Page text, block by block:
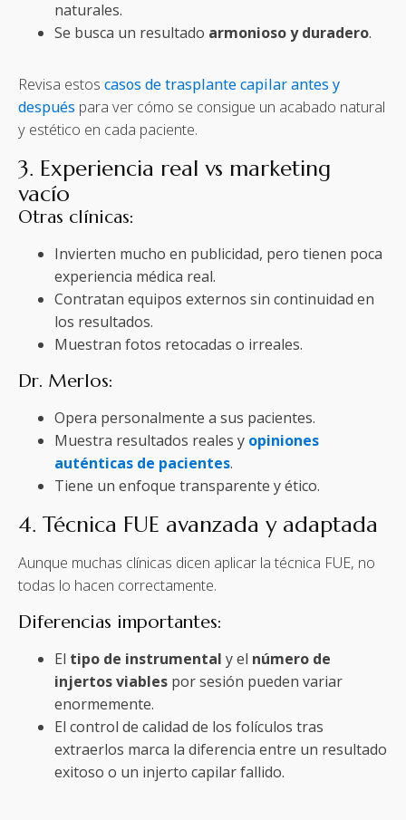
naturales.
Se busca un resultado armonioso y duradero.
Revisa estos casos de trasplante capilar antes y
después para ver cómo se consigue un acabado natural
y estético en cada paciente.
3. Experiencia real vs marketing
vacío
Otras clínicas:
Invierten mucho en publicidad, pero tienen poca
experiencia médica real.
Contratan equipos externos sin continuidad en
los resultados.
Muestran fotos retocadas o irreales.
Dr. Merlos:
Opera personalmente a sus pacientes.
Muestra resultados reales y opiniones
auténticas de pacientes.
Tiene un enfoque transparente y ético.
4. Técnica FUE avanzada y adaptada
Aunque muchas clínicas dicen aplicar la técnica FUE, no
todas lo hacen correctamente.
Diferencias importantes:
El tipo de instrumental y el número de
injertos viables por sesión pueden variar
enormemente.
El control de calidad de los folículos tras
extraerlos marca la diferencia entre un resultado
exitoso o un injerto capilar fallido.